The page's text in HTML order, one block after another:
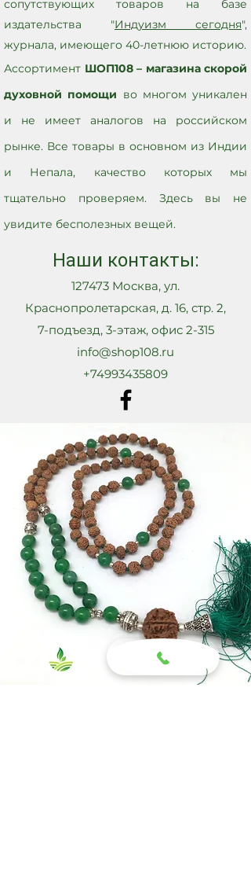
сопутствующих товаров на базе
издательства "Индуизм сегодня",
журнала, имеющего 40-летнюю историю.
Ассортимент ШОП108 – магазина скорой
духовной помощи во многом уникален
и не имеет аналогов на российском
рынке. Все товары в основном из Индии
и Непала, качество которых мы
тщательно проверяем. Здесь вы не
увидите бесполезных вещей.
Наши контакты:
127473 Москва, ул.
Краснопролетарская, д. 16, стр. 2,
7-подъезд, 3-этаж, офис 2-315
info@shop108.ru
+74993435809